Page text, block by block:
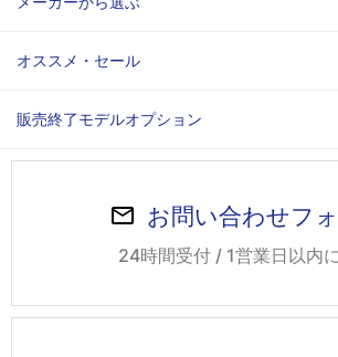
オススメ・セール
販売終了モデルオプション
お問い合わせフ
24時間受付 / 1営業日以内